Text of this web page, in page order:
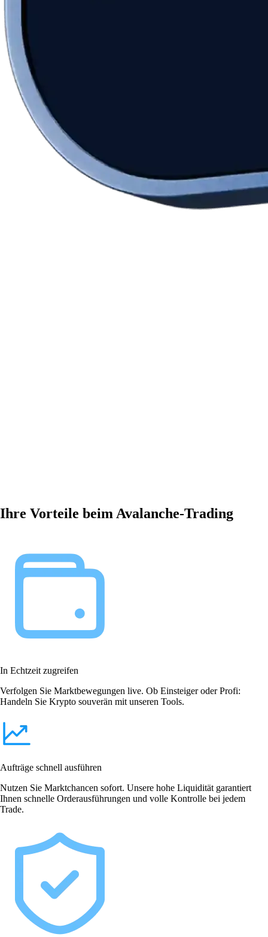
Ihre Vorteile beim Avalanche-Trading
In Echtzeit zugreifen
Verfolgen Sie Marktbewegungen live. Ob Einsteiger oder Profi:
Handeln Sie Krypto souverän mit unseren Tools.
Aufträge schnell ausführen
Nutzen Sie Marktchancen sofort. Unsere hohe Liquidität garantiert
Ihnen schnelle Orderausführungen und volle Kontrolle bei jedem
Trade.